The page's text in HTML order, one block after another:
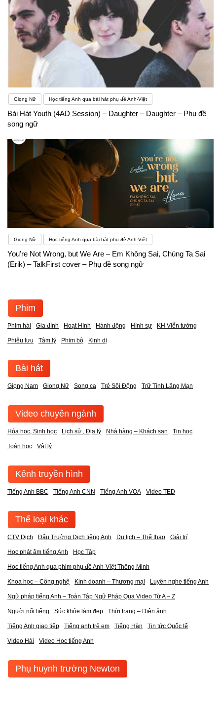
Giọng Nữ Học tiếng Anh qua bài hát phụ đề Anh-Việt
Bài Hát Youth (4AD Session) – Daughter – Daughter – Phụ đề
song ngữ
Giọng Nữ Học tiếng Anh qua bài hát phụ đề Anh-Việt
You're Not Wrong, but We Are – Em Không Sai, Chúng Ta Sai
(Erik) – TalkFirst cover – Phụ đề song ngữ
Phim
Phim hài Gia đình Hoạt Hình Hành động Hình sự KH Viễn tưởng
Phiêu lưu Tâm lý Phim bộ Kinh dị
Bài hát
Giọng Nam Giọng Nữ Song ca Trẻ Sôi Động Trữ Tình Lãng Mạn
Video chuyên ngành
Hóa học, Sinh học Lịch sử , Địa lý Nhà hàng – Khách sạn Tin học
Toán học Vật lý
Kênh truyền hình
Tiếng Anh BBC Tiếng Anh CNN Tiếng Anh VOA Video TED
Thể loại khác
CTV Dịch Đấu Trường Dịch tiếng Anh Du lịch – Thể thao Giải trí
Học phát âm tiếng Anh Học Tập
Học tiếng Anh qua phim phụ đề Anh-Việt Thông Minh
Khoa học – Công nghệ Kinh doanh – Thương mại Luyện nghe tiếng Anh
Ngữ pháp tiếng Anh – Toàn Tập Ngữ Pháp Qua Video Từ A – Z
Người nổi tiếng Sức khỏe làm đẹp Thời trang – Điện ảnh
Tiếng Anh giao tiếp Tiếng anh trẻ em Tiếng Hàn Tin tức Quốc tế
Video Hài Video Học tiếng Anh
Phụ huynh trường Newton